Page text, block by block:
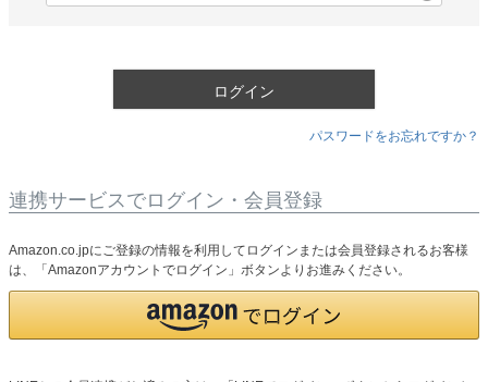
ログイン
パスワードをお忘れですか？
連携サービスでログイン・会員登録
Amazon.co.jpにご登録の情報を利用してログインまたは会員登録されるお客様
は、「Amazonアカウントでログイン」ボタンよりお進みください。